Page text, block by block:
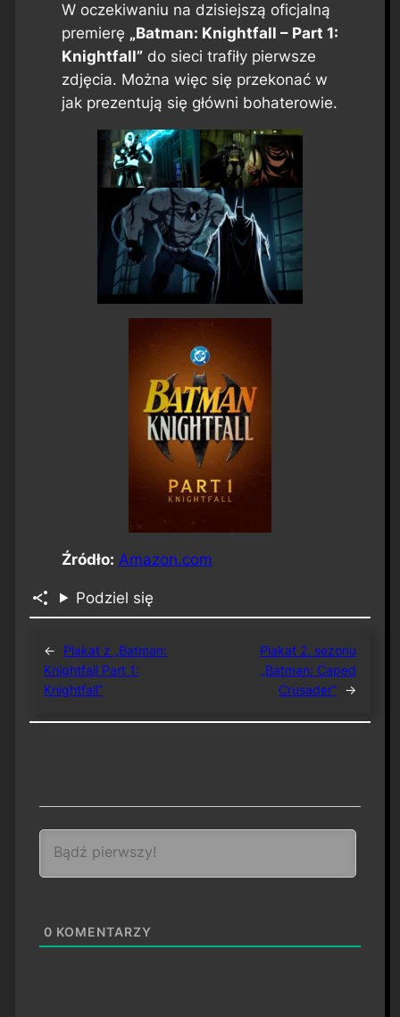
W oczekiwaniu na dzisiejszą oficjalną
premierę „Batman: Knightfall – Part 1:
Knightfall”do sieci trafiły pierwsze
zdjęcia. Można więc się przekonać w
jak prezentują się główni bohaterowie.
Źródło: Amazon.com
Podziel się
←
Plakat z „Batman:
Knightfall Part 1:
Knightfall”
Plakat 2. sezonu
„Batman: Caped
Crusader” →
0 KOMENTARZY